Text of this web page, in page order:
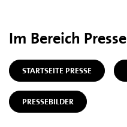
Im Bereich Presse
STARTSEITE PRESSE
PRESSEBILDER